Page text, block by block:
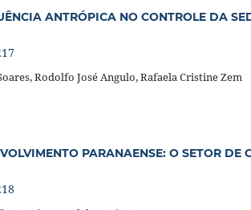
ANTRÓPICA NO CONTROLE DA
Rodolfo José Angulo, Rafaela Cristine Zem
PARANAENSE: O SETOR DE